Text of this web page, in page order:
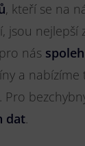
, kteří se na
jsou
nás
a
dat.